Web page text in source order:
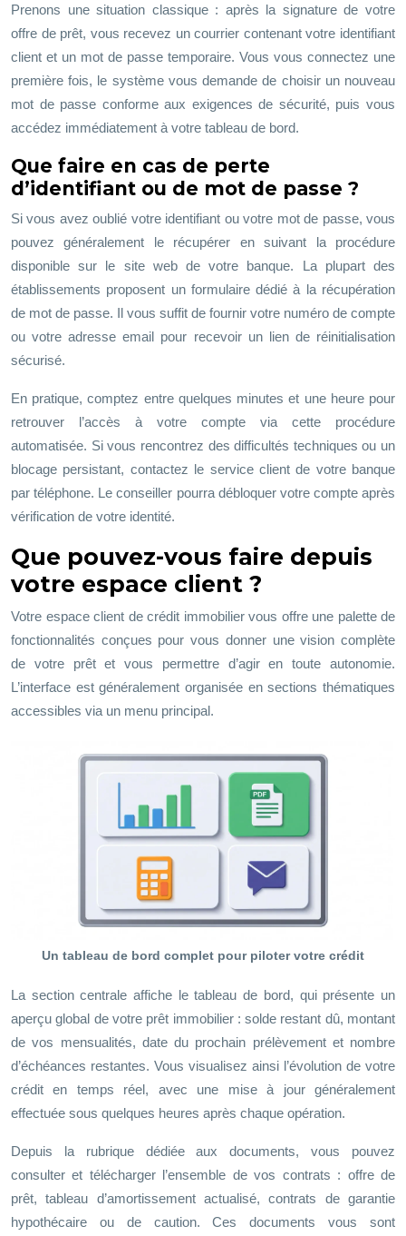
Prenons une situation classique : après la signature de votre
offre de prêt, vous recevez un courrier contenant votre identifiant
client et un mot de passe temporaire. Vous vous connectez une
première fois, le système vous demande de choisir un nouveau
mot de passe conforme aux exigences de sécurité, puis vous
accédez immédiatement à votre tableau de bord.
Que faire en cas de perte
d’identifiant ou de mot de passe ?
Si vous avez oublié votre identifiant ou votre mot de passe, vous
pouvez généralement le récupérer en suivant la procédure
disponible sur le site web de votre banque. La plupart des
établissements proposent un formulaire dédié à la récupération
de mot de passe. Il vous suffit de fournir votre numéro de compte
ou votre adresse email pour recevoir un lien de réinitialisation
sécurisé.
En pratique, comptez entre quelques minutes et une heure pour
retrouver l’accès à votre compte via cette procédure
automatisée. Si vous rencontrez des difficultés techniques ou un
blocage persistant, contactez le service client de votre banque
par téléphone. Le conseiller pourra débloquer votre compte après
vérification de votre identité.
Que pouvez-vous faire depuis
votre espace client ?
Votre espace client de crédit immobilier vous offre une palette de
fonctionnalités conçues pour vous donner une vision complète
de votre prêt et vous permettre d’agir en toute autonomie.
L’interface est généralement organisée en sections thématiques
accessibles via un menu principal.
Un tableau de bord complet pour piloter votre crédit
La section centrale affiche le tableau de bord, qui présente un
aperçu global de votre prêt immobilier : solde restant dû, montant
de vos mensualités, date du prochain prélèvement et nombre
d’échéances restantes. Vous visualisez ainsi l’évolution de votre
crédit en temps réel, avec une mise à jour généralement
effectuée sous quelques heures après chaque opération.
Depuis la rubrique dédiée aux documents, vous pouvez
consulter et télécharger l’ensemble de vos contrats : offre de
prêt, tableau d’amortissement actualisé, contrats de garantie
hypothécaire ou de caution. Ces documents vous sont